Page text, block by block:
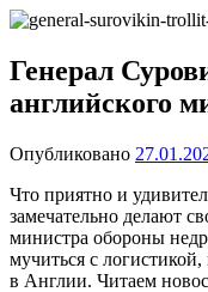
Перейти
содержимому
один
сайт
на
Генерал
английского
Опубликовано
Что приятно и
замечательно делают
министра обороны
мучиться с
в Англии. Читаем